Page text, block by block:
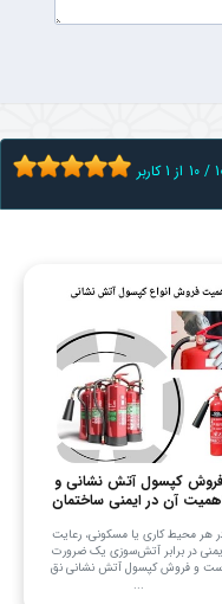
10 / از 1کاربر
فروش کپسول آتش نشانی و
آن در ایمنی ساختمان
هر محیط کاری یا مسکونی، رعایت
در برابر آتش‌سوزی یک ضرورت
و فروش کپسول آتش نشانی نق
...